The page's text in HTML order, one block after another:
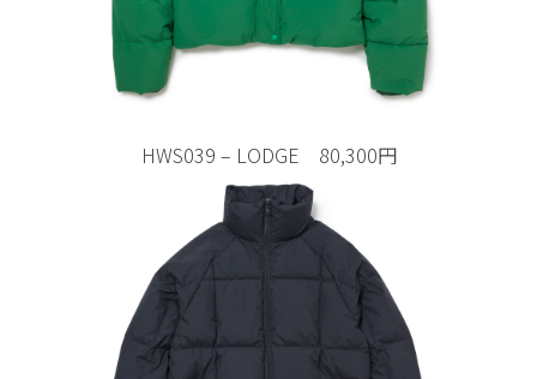
HWS039 – LODGE 80,300円